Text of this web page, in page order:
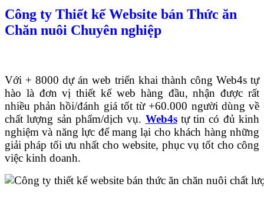
Công ty Thiết kế Website bán Thức ăn
Chăn nuôi Chuyên nghiệp
Với + 8000 dự án web triển khai thành công Web4s tự
hào là đơn vị thiết kế web hàng đầu, nhận được rất
nhiều phản hồi/đánh giá tốt từ +60.000 người dùng về
chất lượng sản phẩm/dịch vụ. Web4stự tin có đủ kinh
nghiệm và năng lực để mang lại cho khách hàng những
giải pháp tối ưu nhất cho website, phục vụ tốt cho công
việc kinh doanh.